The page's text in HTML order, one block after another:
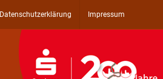
Datenschutzerklärung Impressum